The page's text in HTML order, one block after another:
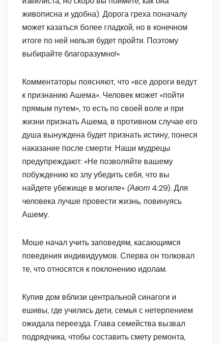
живописна и удобна). Дорога греха поначалу
может казаться более гладкой, но в конечном
итоге по ней нельзя будет пройти. Поэтому
выбирайте благоразумно!»
Комментаторы поясняют, что «все дороги ведут
к признанию Ашема». Человек может «пойти
прямым путем», то есть по своей воле и при
жизни признать Ашема, в противном случае его
душа вынуждена будет признать истину, понеся
наказание после смерти. Наши мудрецы
предупреждают: «Не позволяйте вашему
побуждению ко злу убедить себя, что вы
найдете убежище в могиле» (Авот 4:29). Для
человека лучше провести жизнь, повинуясь
Ашему.
Моше начал учить заповедям, касающимся
поведения индивидуумов. Сперва он толковал
те, что относятся к поклонению идолам.
Купив дом вблизи центральной синагоги и
ешивы, где учились дети, семья с нетерпением
ожидала переезда. Глава семейства вызвал
подрядчика, чтобы составить смету ремонта,